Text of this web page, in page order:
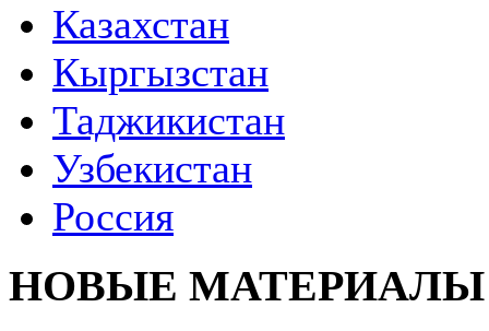
Казахстан
Кыргызстан
Таджикистан
Узбекистан
Россия
НОВЫЕ МАТЕРИАЛЫ